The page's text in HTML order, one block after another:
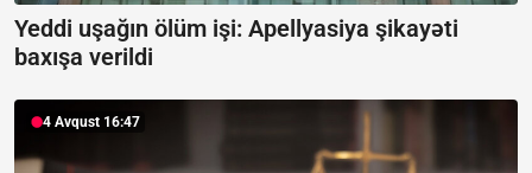
Yeddi uşağın ölüm işi: Apellyasiya şikayəti
baxışa verildi
4 Avqust 16:47